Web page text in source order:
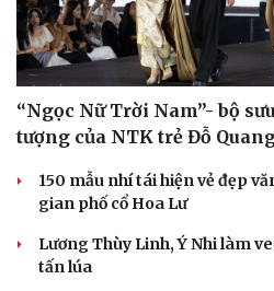
Di sản
“Ngọc Nữ Trời Nam”- bộ
tượng của NTK trẻ Đỗ
150 mẫu nhí tái hiện vẻ đẹp
gian phố cổ Hoa Lư
Lương Thùy Linh, Ý Nhi làm
tấn lúa